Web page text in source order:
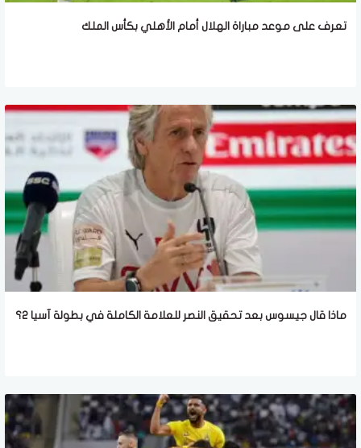
تعرف على موعد مباراة الهلال أمام الأهلي بكأس الملك
ماذا قال جيسوس بعد تحقيق النصر للعلامة الكاملة في بطولة آسيا 2؟